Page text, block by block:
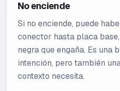
No enciende
Si no enciende, puede
conector hasta placa
negra que engaña. Es una
intención, pero también
contexto necesita.